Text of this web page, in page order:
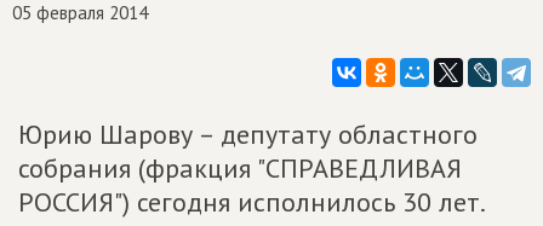
05 февраля 2014
Юрию Шарову – депутату областного
собрания (фракция "СПРАВЕДЛИВАЯ
РОССИЯ") сегодня исполнилось 30 лет.